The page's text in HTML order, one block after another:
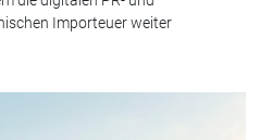
Importeuer weiter